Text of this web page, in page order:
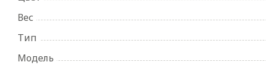
Вес
Тип
Модель